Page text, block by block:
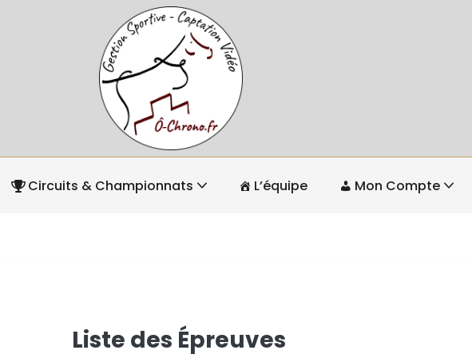
Circuits & Championnats L’équipe Mon Compte
Liste des Épreuves